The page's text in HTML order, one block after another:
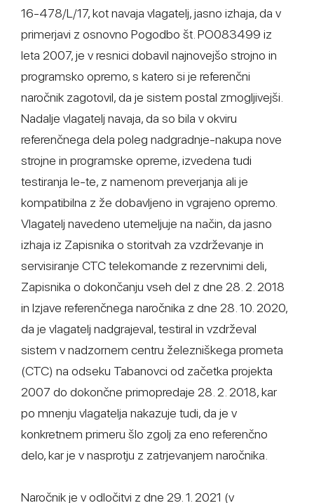
16-478/L/17, kot navaja vlagatelj, jasno izhaja, da v
primerjavi z osnovno Pogodbo št. PO083499 iz
leta 2007, je v resnici dobavil najnovejšo strojno in
programsko opremo, s katero si je referenčni
naročnik zagotovil, da je sistem postal zmogljivejši.
Nadalje vlagatelj navaja, da so bila v okviru
referenčnega dela poleg nadgradnje-nakupa nove
strojne in programske opreme, izvedena tudi
testiranja le-te, z namenom preverjanja ali je
kompatibilna z že dobavljeno in vgrajeno opremo.
Vlagatelj navedeno utemeljuje na način, da jasno
izhaja iz Zapisnika o storitvah za vzdrževanje in
servisiranje CTC telekomande z rezervnimi deli,
Zapisnika o dokončanju vseh del z dne 28. 2. 2018
in Izjave referenčnega naročnika z dne 28. 10. 2020,
da je vlagatelj nadgrajeval, testiral in vzdrževal
sistem v nadzornem centru železniškega prometa
(CTC) na odseku Tabanovci od začetka projekta
2007 do dokončne primopredaje 28. 2. 2018, kar
po mnenju vlagatelja nakazuje tudi, da je v
konkretnem primeru šlo zgolj za eno referenčno
delo, kar je v nasprotju z zatrjevanjem naročnika.
Naročnik je v odločitvi z dne 29. 1. 2021 (v